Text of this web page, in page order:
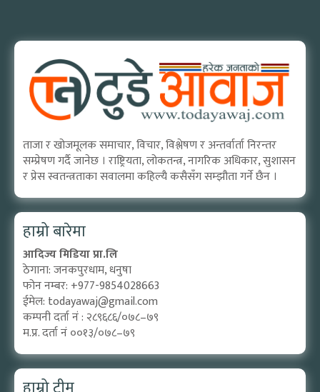
ताजा र खोजमूलक समाचार, विचार, विश्लेषण र अन्तर्वार्ता निरन्तर
सम्प्रेषण गर्दै जानेछ । राष्ट्रियता, लोकतन्त्र, नागरिक अधिकार, सुशासन
र प्रेस स्वतन्त्रताका सवालमा कहिल्यै कसैसँग सम्झौता गर्ने छैन ।
हाम्रो बारेमा
आदिज्य मिडिया प्रा.लि
ठेगाना: जनकपुरधाम, धनुषा
फोन नम्बर: +977-9854028663
ईमेल: todayawaj@gmail.com
कम्पनी दर्ता नं : २८९६८६/०७८–७९
म.प्र. दर्ता नं ००१३/०७८–७९